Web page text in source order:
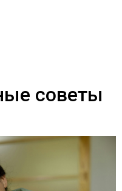
советы